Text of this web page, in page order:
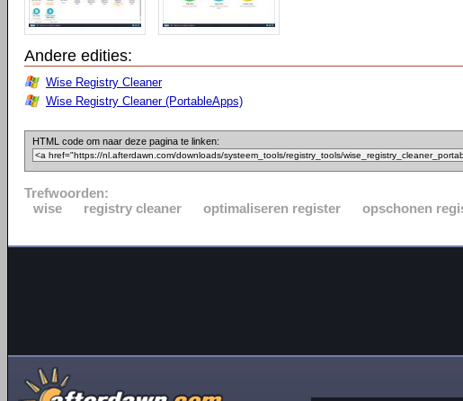
Andere edities:
Wise Registry Cleaner
Wise Registry Cleaner (PortableApps)
HTML code om naar deze pagina te linken:
Trefwoorden:
wise
registry cleaner optimaliseren register opschonen